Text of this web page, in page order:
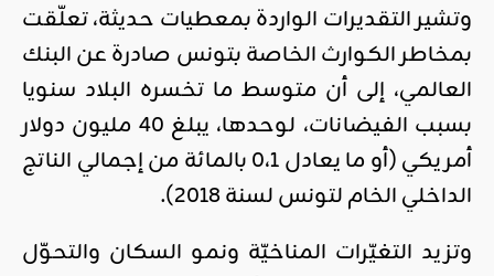
وتشير التقديرات الواردة بمعطيات حديثة، تعلّقت
بمخاطر الكوارث الخاصة بتونس صادرة عن البنك
العالمي، إلى أن متوسط ما تخسره البلاد سنويا
بسبب الفيضانات، لوحدها، يبلغ 40 مليون دولار
أمريكي (أو ما يعادل 0،1 بالمائة من إجمالي الناتج
الداخلي الخام لتونس لسنة 2018).
وتزيد التغيّرات المناخيّة ونمو السكان والتحوّل